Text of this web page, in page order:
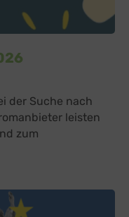
der Suche nach
leisten
zum